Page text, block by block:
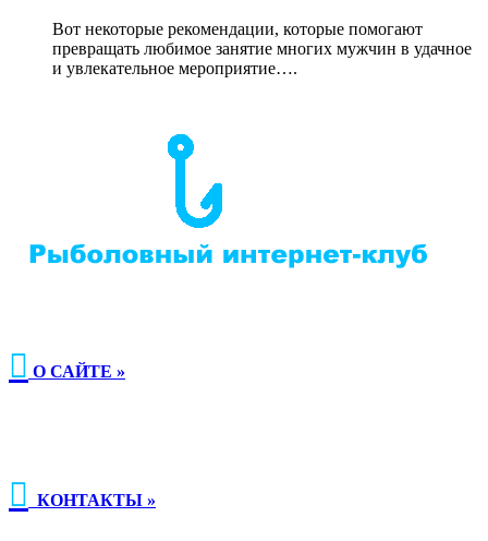
Вот некоторые рекомендации, которые помогают
превращать любимое занятие многих мужчин в удачное
и увлекательное мероприятие….
 О САЙТЕ »
 КОНТАКТЫ »